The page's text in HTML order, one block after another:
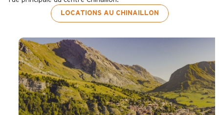
LOCATIONS AU CHINAILLON